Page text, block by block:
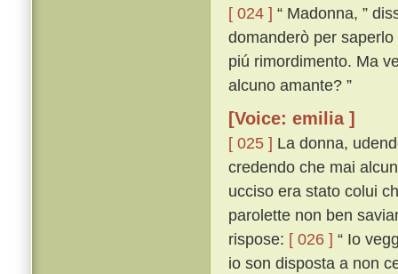
[ 024 ] “ Madonna, ”
domanderò per
piú rimordimento. Ma
alcuno amante? ”
[Voice: emilia ]
[ 025 ] La donna,
credendo che mai
ucciso era stato colui
parolette non ben
rispose: [ 026 ] “ Io
io son disposta a non